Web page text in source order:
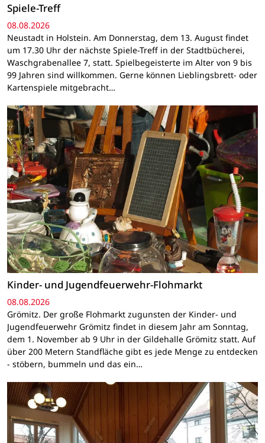
Spiele-Treff
08.08.2026
Neustadt in Holstein. Am Donnerstag, dem 13. August findet
um 17.30 Uhr der nächste Spiele-Treff in der Stadtbücherei,
Waschgrabenallee 7, statt. Spielbegeisterte im Alter von 9 bis
99 Jahren sind willkommen. Gerne können Lieblingsbrett- oder
Kartenspiele mitgebracht…
Kinder- und Jugendfeuerwehr-Flohmarkt
08.08.2026
Grömitz. Der große Flohmarkt zugunsten der Kinder- und
Jugendfeuerwehr Grömitz findet in diesem Jahr am Sonntag,
dem 1. November ab 9 Uhr in der Gildehalle Grömitz statt. Auf
über 200 Metern Standfläche gibt es jede Menge zu entdecken
- stöbern, bummeln und das ein…